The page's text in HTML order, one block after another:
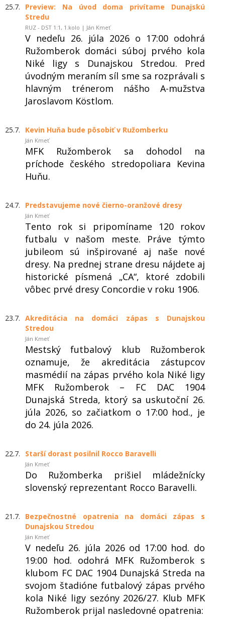
25.7.
Preview: Na úvod doma privítame Dunajskú
Stredu
RUZ - DST 1:1, 1.kolo | Ján Kmeť
V nedeľu 26. júla 2026 o 17:00 odohrá
Ružomberok domáci súboj prvého kola
Niké ligy s Dunajskou Stredou. Pred
úvodným meraním síl sme sa rozprávali s
hlavným trénerom nášho A-mužstva
Jaroslavom Köstlom.
25.7. Kevin Huňa bude pôsobiť v Ružomberku
Ján Kmeť
MFK Ružomberok sa dohodol na
príchode českého stredopoliara Kevina
Huňu.
24.7. Predstavujeme nové čierno-oranžové dresy
Ján Kmeť
Tento rok si pripomíname 120 rokov
futbalu v našom meste. Práve týmto
jubileom sú inšpirované aj naše nové
dresy. Na prednej strane dresu nájdete aj
historické písmená „CA“, ktoré zdobili
vôbec prvé dresy Concordie v roku 1906.
23.7. Akreditácia na domáci zápas s Dunajskou
Stredou
Ján Kmeť
Mestský futbalový klub Ružomberok
oznamuje, že akreditácia zástupcov
masmédií na zápas prvého kola Niké ligy
MFK Ružomberok – FC DAC 1904
Dunajská Streda, ktorý sa uskutoční 26.
júla 2026, so začiatkom o 17:00 hod., je
do 24. júla 2026.
22.7. Starší dorast posilnil Rocco Baravelli
Ján Kmeť
Do Ružomberka prišiel mládežnícky
slovenský reprezentant Rocco Baravelli.
21.7.
Bezpečnostné opatrenia na domáci zápas s
Dunajskou Stredou
Ján Kmeť
V nedeľu 26. júla 2026 od 17:00 hod. do
19:00 hod. odohrá MFK Ružomberok s
klubom FC DAC 1904 Dunajská Streda na
svojom štadióne futbalový zápas prvého
kola Niké ligy sezóny 2026/27. Klub MFK
Ružomberok prijal nasledovné opatrenia: